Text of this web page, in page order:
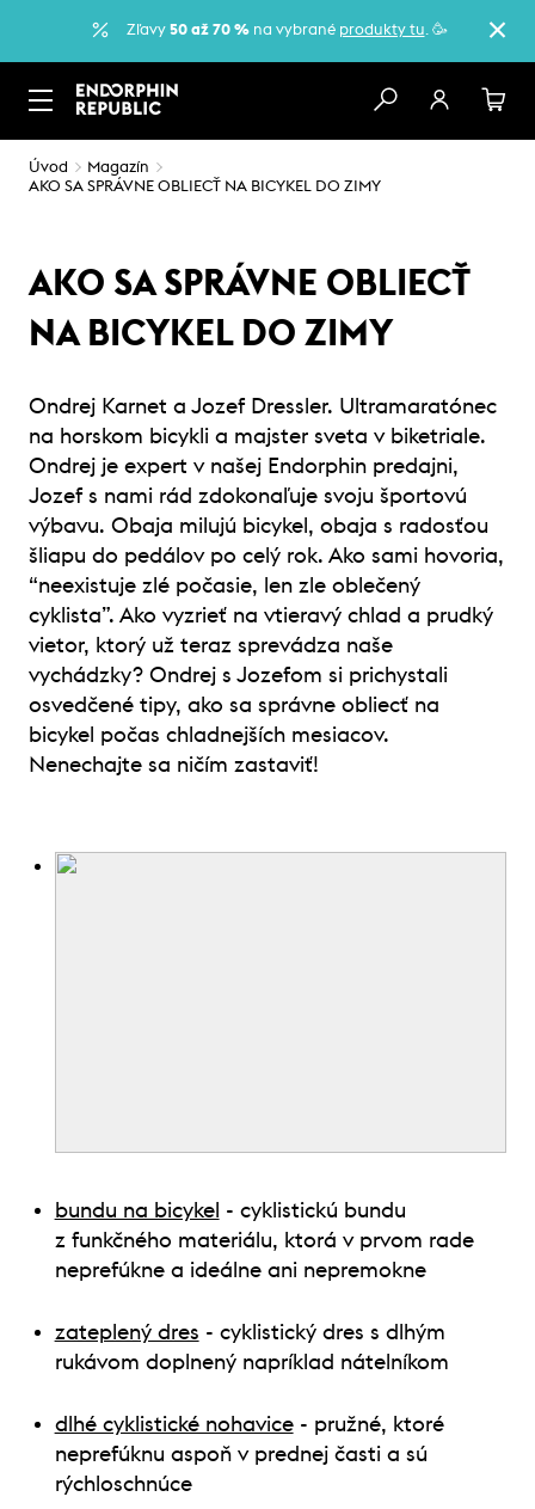
Zľavy 50 až 70 %na vybrané produkty tu. 🥳
Úvod
Magazín
AKO SA SPRÁVNE OBLIECŤ NA BICYKEL DO ZIMY
AKO SA SPRÁVNE OBLIECŤ
NA BICYKEL DO ZIMY
Ondrej Karnet a Jozef Dressler. Ultramaratónec
na horskom bicykli a majster sveta v biketriale.
Ondrej je expert v našej Endorphin predajni,
Jozef s nami rád zdokonaľuje svoju športovú
výbavu. Obaja milujú bicykel, obaja s radosťou
šliapu do pedálov po celý rok. Ako sami hovoria,
“neexistuje zlé počasie, len zle oblečený
cyklista”. Ako vyzrieť na vtieravý chlad a prudký
vietor, ktorý už teraz sprevádza naše
vychádzky? Ondrej s Jozefom si prichystali
osvedčené tipy, ako sa správne obliecť na
bicykel počas chladnejších mesiacov.
Nenechajte sa ničím zastaviť!
bundu na bicykel - cyklistickú bundu
z funkčného materiálu, ktorá v prvom rade
neprefúkne a ideálne ani nepremokne
zateplený dres - cyklistický dres s dlhým
rukávom doplnený napríklad nátelníkom
dlhé cyklistické nohavice- pružné, ktoré
neprefúknu aspoň v prednej časti a sú
rýchloschnúce